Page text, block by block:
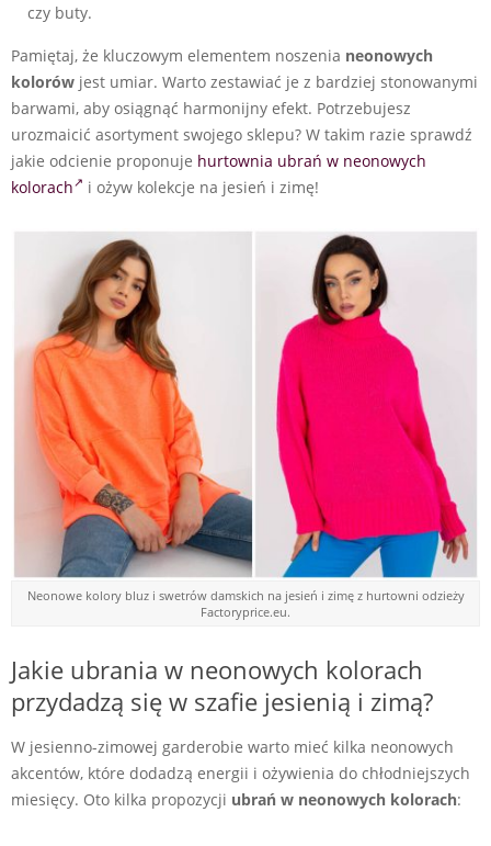
czy buty.
Pamiętaj, że kluczowym elementem noszenia neonowych
kolorów jest umiar. Warto zestawiać je z bardziej stonowanymi
barwami, aby osiągnąć harmonijny efekt. Potrzebujesz
urozmaicić asortyment swojego sklepu? W takim razie sprawdź
jakie odcienie proponuje hurtownia ubrań w neonowych
kolorach
i ożyw kolekcje na jesień i zimę!
Neonowe kolory bluz i swetrów damskich na jesień i zimę z hurtowni odzieży
Factoryprice.eu.
Jakie ubrania w neonowych kolorach
przydadzą się w szafie jesienią i zimą?
W jesienno-zimowej garderobie warto mieć kilka neonowych
akcentów, które dodadzą energii i ożywienia do chłodniejszych
miesięcy. Oto kilka propozycji ubrań w neonowych kolorach: